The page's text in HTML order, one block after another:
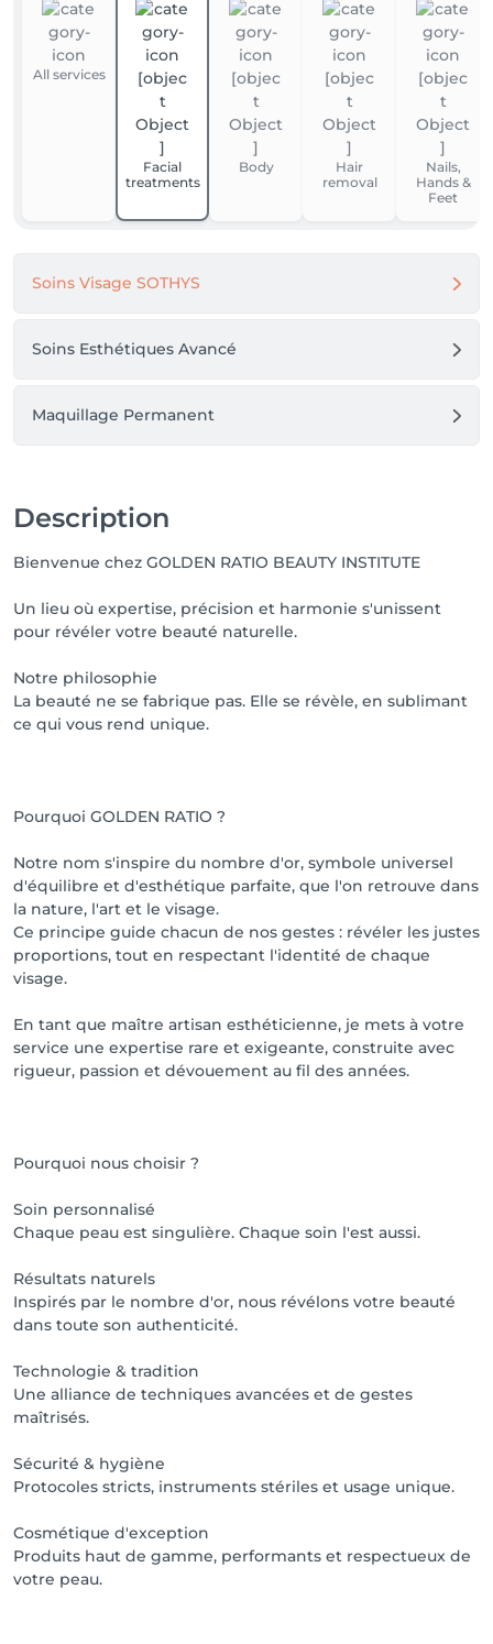
Sur rendez-vous uniquement.
All services
Facial
treatments
Body
Hair
removal
Nails,
Hands &
Feet
Soins Visage SOTHYS
Soins Esthétiques Avancé
Maquillage Permanent
Description
Bienvenue chez GOLDEN RATIO BEAUTY INSTITUTE
Un lieu où expertise, précision et harmonie s'unissent
pour révéler votre beauté naturelle.
Notre philosophie
La beauté ne se fabrique pas. Elle se révèle, en sublimant
ce qui vous rend unique.
Pourquoi GOLDEN RATIO ?
Notre nom s'inspire du nombre d'or, symbole universel
d'équilibre et d'esthétique parfaite, que l'on retrouve dans
la nature, l'art et le visage.
Ce principe guide chacun de nos gestes : révéler les justes
proportions, tout en respectant l'identité de chaque
visage.
En tant que maître artisan esthéticienne, je mets à votre
service une expertise rare et exigeante, construite avec
rigueur, passion et dévouement au fil des années.
Pourquoi nous choisir ?
Soin personnalisé
Chaque peau est singulière. Chaque soin l'est aussi.
Résultats naturels
Inspirés par le nombre d'or, nous révélons votre beauté
dans toute son authenticité.
Technologie & tradition
Une alliance de techniques avancées et de gestes
maîtrisés.
Sécurité & hygiène
Protocoles stricts, instruments stériles et usage unique.
Cosmétique d'exception
Produits haut de gamme, performants et respectueux de
votre peau.